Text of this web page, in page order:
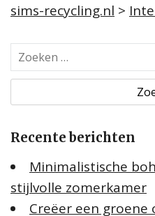
sims-recycling.nl >
o
e
k
n
a
a
r
Recente berichten
Minimalistische
stijlvolle zomerkamer
Creëer een